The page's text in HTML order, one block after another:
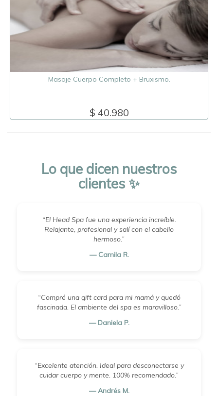
Masaje Cuerpo Completo + Bruxismo.
$ 40.980
Lo que dicen nuestros
clientes ✨
“El Head Spa fue una experiencia increíble.
Relajante, profesional y salí con el cabello
hermoso.”
— Camila R.
“Compré una gift card para mi mamá y quedó
fascinada. El ambiente del spa es maravilloso.”
— Daniela P.
“Excelente atención. Ideal para desconectarse y
cuidar cuerpo y mente. 100% recomendado.”
— Andrés M.